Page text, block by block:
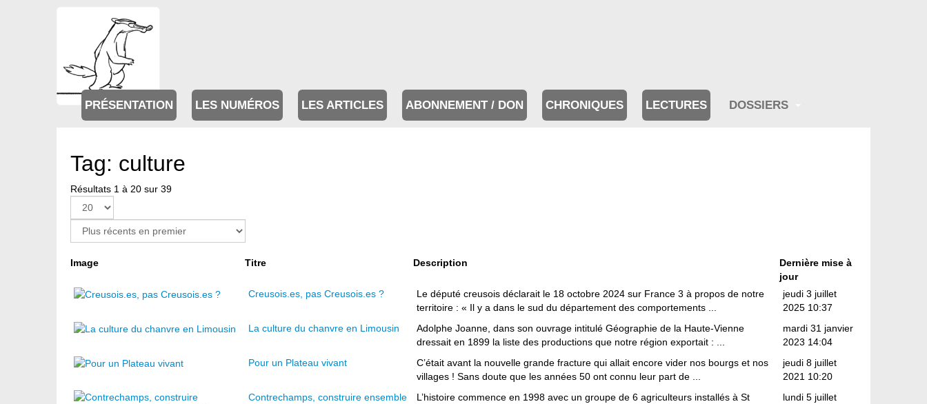
PRÉSENTATION LES NUMÉROS LES ARTICLES ABONNEMENT / DON CHRONIQUES LECTURES DOSSIERS
Tag: culture
Résultats 1 à 20 sur 39
Image Titre Description
Dernière mise à
jour
Creusois.es, pas Creusois.es ?
Le député creusois déclarait le 18 octobre 2024 sur France 3 à propos de notre
territoire : « Il y a dans le sud du département des comportements ...
jeudi 3 juillet
2025 10:37
La culture du chanvre en Limousin
Adolphe Joanne, dans son ouvrage intitulé Géographie de la Haute-Vienne
dressait en 1899 la liste des productions que notre région exportait : ...
mardi 31 janvier
2023 14:04
Pour un Plateau vivant
C’était avant la nouvelle grande fracture qui allait encore vider nos bourgs et nos
villages ! Sans doute que les années 50 ont connu leur part de ...
jeudi 8 juillet
2021 10:20
Contrechamps, construire ensemble
L’histoire commence en 1998 avec un groupe de 6 agriculteurs installés à St
lundi 5 juillet